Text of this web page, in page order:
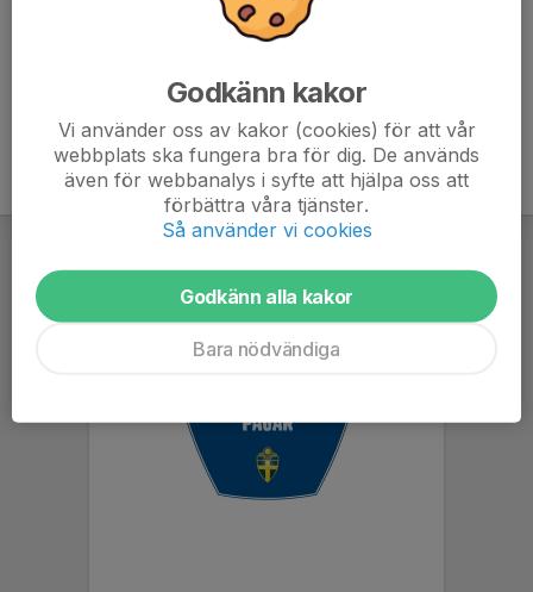
Godkänn kakor
Vi använder oss av kakor (cookies) för att vår
webbplats ska fungera bra för dig. De används
även för webbanalys i syfte att hjälpa oss att
förbättra våra tjänster.
Så använder vi cookies
Godkänn alla kakor
Bara nödvändiga